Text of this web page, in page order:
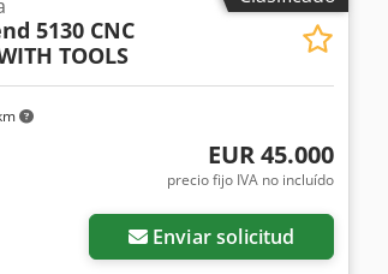
5130 CNC
TOOLS
EUR 45.000
precio fijo IVA no incluído
Enviar solicitud